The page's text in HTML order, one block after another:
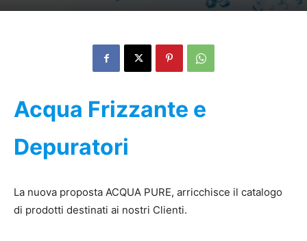
Acqua Frizzante e
Depuratori
La nuova proposta ACQUA PURE, arricchisce il catalogo
di prodotti destinati ai nostri Clienti.